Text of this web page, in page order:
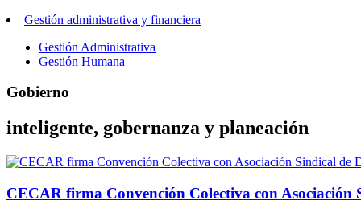
Gestión administrativa y financiera
Gestión Administrativa
Gestión Humana
Gobierno
inteligente, gobernanza y planeación
CECAR firma Convención Colectiva con Asociación